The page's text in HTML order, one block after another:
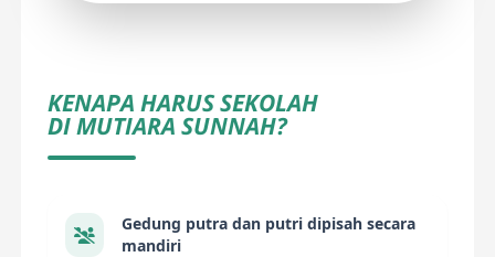
KENAPA HARUS SEKOLAH
DI MUTIARA SUNNAH?
Gedung putra dan putri dipisah secara
mandiri